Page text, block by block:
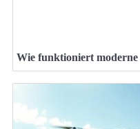
Wie funktioniert moderne